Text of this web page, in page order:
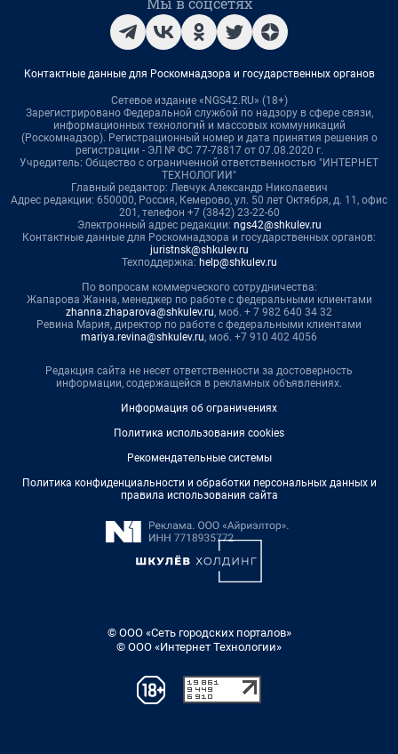
Контактные данные для Роскомнадзора и государственных органов
Сетевое издание «NGS42.RU» (18+)
Зарегистрировано Федеральной службой по надзору в сфере связи,
информационных технологий и массовых коммуникаций
(Роскомнадзор). Регистрационный номер и дата принятия решения о
регистрации - ЭЛ № ФС 77-78817 от 07.08.2020 г.
Учредитель: Общество с ограниченной ответственностью "ИНТЕРНЕТ
ТЕХНОЛОГИИ"
Главный редактор: Левчук Александр Николаевич
Адрес редакции: 650000, Россия, Кемерово, ул. 50 лет Октября, д. 11, офис
201, телефон +7 (3842) 23-22-60
Электронный адрес редакции: ngs42@shkulev.ru
Контактные данные для Роскомнадзора и государственных органов:
juristnsk@shkulev.ru
Техподдержка: help@shkulev.ru
По вопросам коммерческого сотрудничества:
Жапарова Жанна, менеджер по работе с федеральными клиентами
zhanna.zhaparova@shkulev.ru, моб. + 7 982 640 34 32
Ревина Мария, директор по работе с федеральными клиентами
mariya.revina@shkulev.ru, моб. +7 910 402 4056
Редакция сайта не несет ответственности за достоверность
информации, содержащейся в рекламных объявлениях.
Информация об ограничениях
Политика использования cookies
Рекомендательные системы
Политика конфиденциальности и обработки персональных данных и
правила использования сайта
© ООО «Сеть городских порталов»
© ООО «Интернет Технологии»